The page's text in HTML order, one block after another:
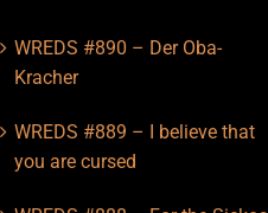
WREDS #890 – Der Oba-
Kracher
WREDS #889 – I believe that
you are cursed